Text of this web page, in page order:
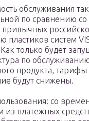
обслуживания
по сравнению со
привычных
пластиков систем
только будет
по
продукта, тарифы
будут снижены.
со
из платежных